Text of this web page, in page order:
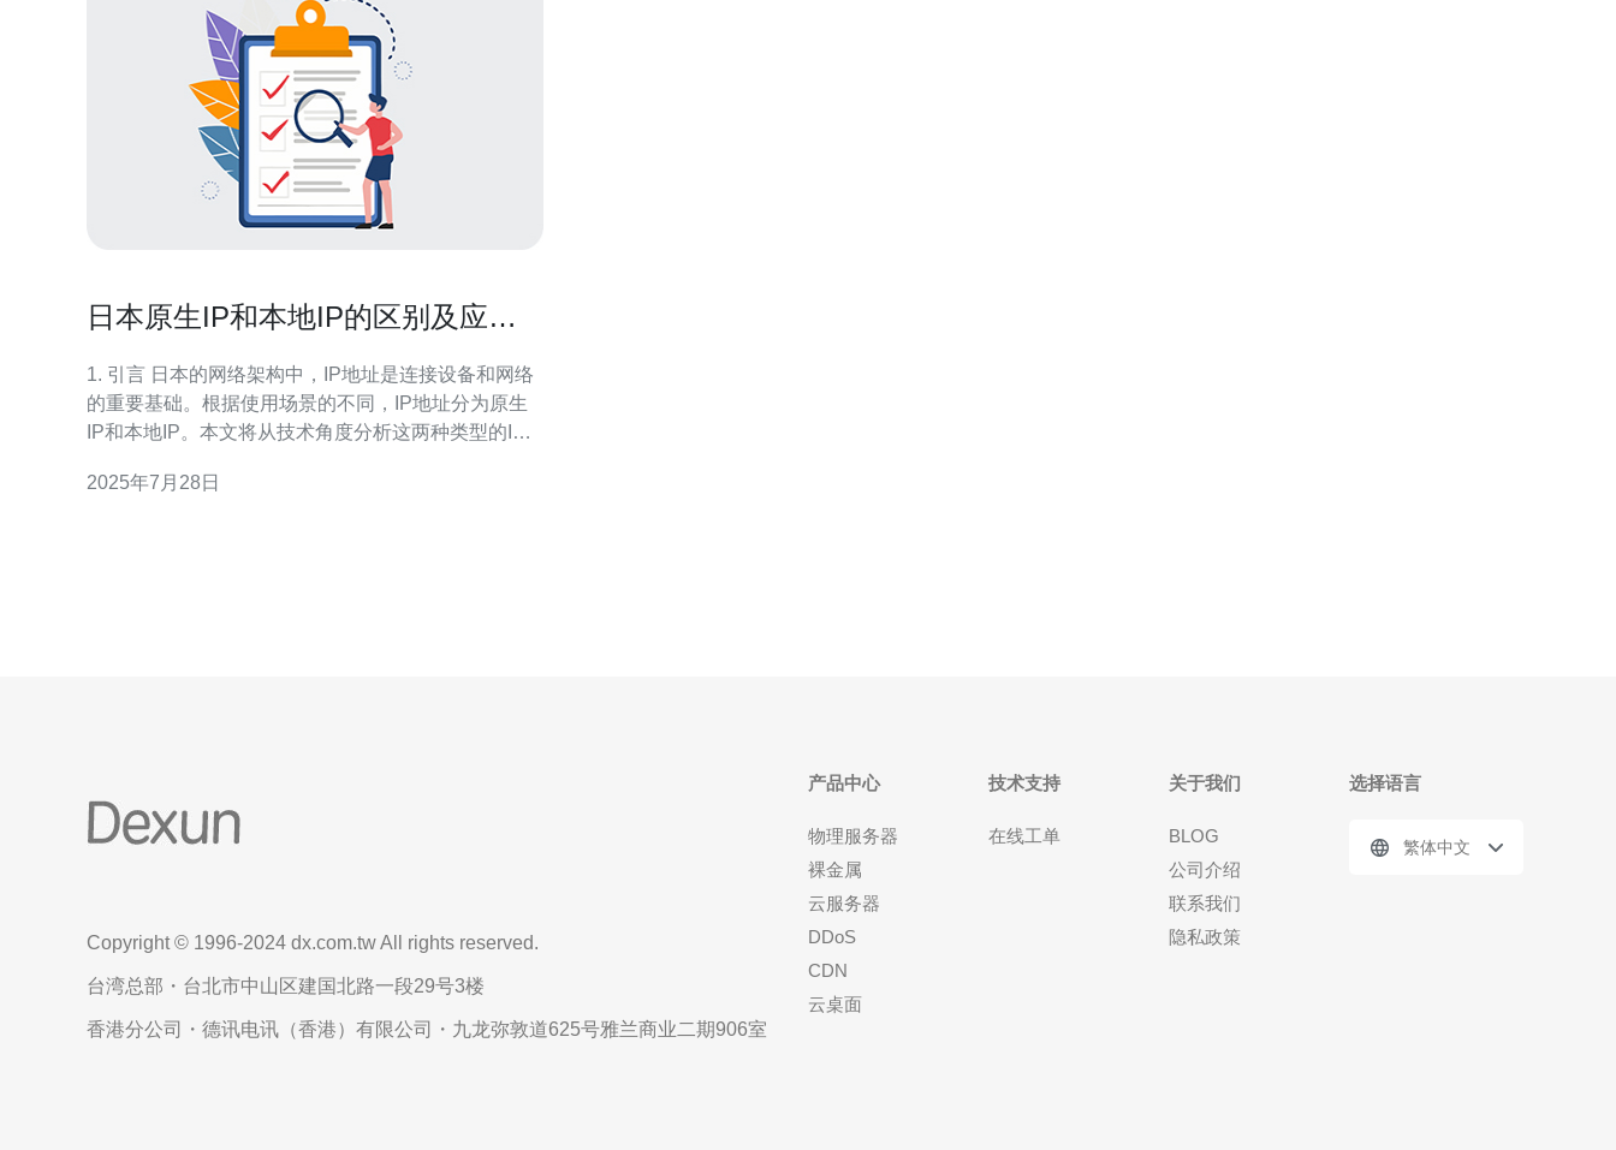
日本原生IP和本地IP的区别及应用
1. 引言 日本的网络架构中，IP地址是连接设备和网络
的重要基础。根据使用场景的不同，IP地址分为原生
IP和本地IP。本文将从技术角度分析这两种类型的IP
IP是指在互联网上可以直接访问的IP地址，具有以下
2025年7月28日
Copyright © 1996-2024 dx.com.tw All rights reserved.
台湾总部・台北市中山区建国北路一段29号3楼
香港分公司・德讯电讯（香港）有限公司・九龙弥敦道625号雅兰商业二期906室
产品中心
物理服务器
裸金属
云服务器
DDoS
CDN
云桌面
技术支持
在线工单
关于我们
BLOG
公司介绍
联系我们
隐私政策
选择语言
繁体中文